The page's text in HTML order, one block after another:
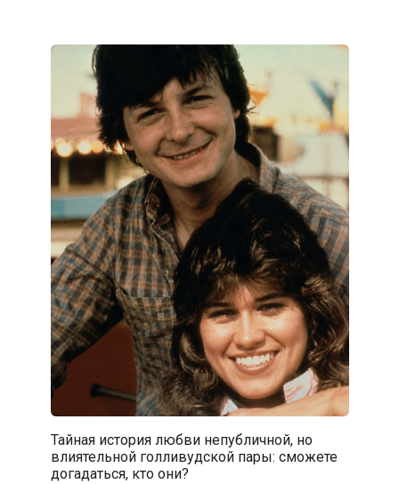
Тайная история любви непубличной, но
влиятельной голливудской пары: сможете
догадаться, кто они?